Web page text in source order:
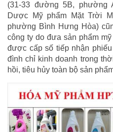
(31-33 đường 5B, phường
Dược Mỹ phẩm Mặt Trời
phường Bình Hưng Hòa)
công ty do đưa sản phẩm
được cấp số tiếp nhận
đình chỉ kinh doanh trong
hồi, tiêu hủy toàn bộ sản